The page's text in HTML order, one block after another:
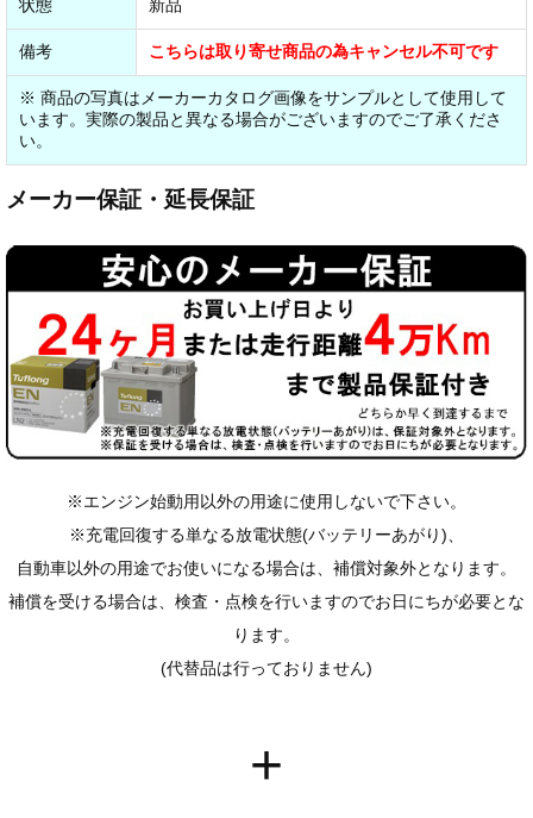
状態 新品
備考 こちらは取り寄せ商品の為キャンセル不可です
※ 商品の写真はメーカーカタログ画像をサンプルとして使用して
います。実際の製品と異なる場合がございますのでご了承くださ
い。
メーカー保証・延長保証
※エンジン始動用以外の用途に使用しないで下さい。
※充電回復する単なる放電状態(バッテリーあがり)、
自動車以外の用途でお使いになる場合は、補償対象外となります。
補償を受ける場合は、検査・点検を行いますのでお日にちが必要とな
ります。
(代替品は行っておりません)
+